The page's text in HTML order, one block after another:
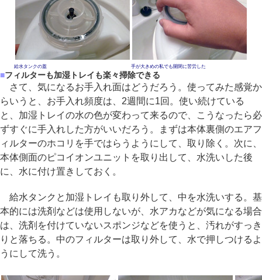
給水タンクの蓋 手が大きめの私でも開閉に苦労した
■フィルターも加湿トレイも楽々掃除できる
さて、気になるお手入れ面はどうだろう。使ってみた感覚か
らいうと、お手入れ頻度は、2週間に1回。使い続けている
と、加湿トレイの水の色が変わって来るので、こうなったら必
ずすぐに手入れした方がいいだろう。まずは本体裏側のエアフ
ィルターのホコリを手ではらうようにして、取り除く。次に、
本体側面のピコイオンユニットを取り出して、水洗いした後
に、水に付け置きしておく。
給水タンクと加湿トレイも取り外して、中を水洗いする。基
本的には洗剤などは使用しないが、水アカなどが気になる場合
は、洗剤を付けていないスポンジなどを使うと、汚れがすっき
りと落ちる。中のフィルターは取り外して、水で押しつけるよ
うにして洗う。